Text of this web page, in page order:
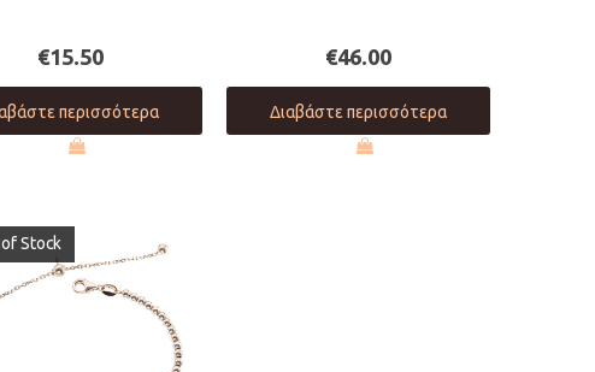
€15.50
περισσότερα
€46.00
Διαβάστε περισσότερα
Stock